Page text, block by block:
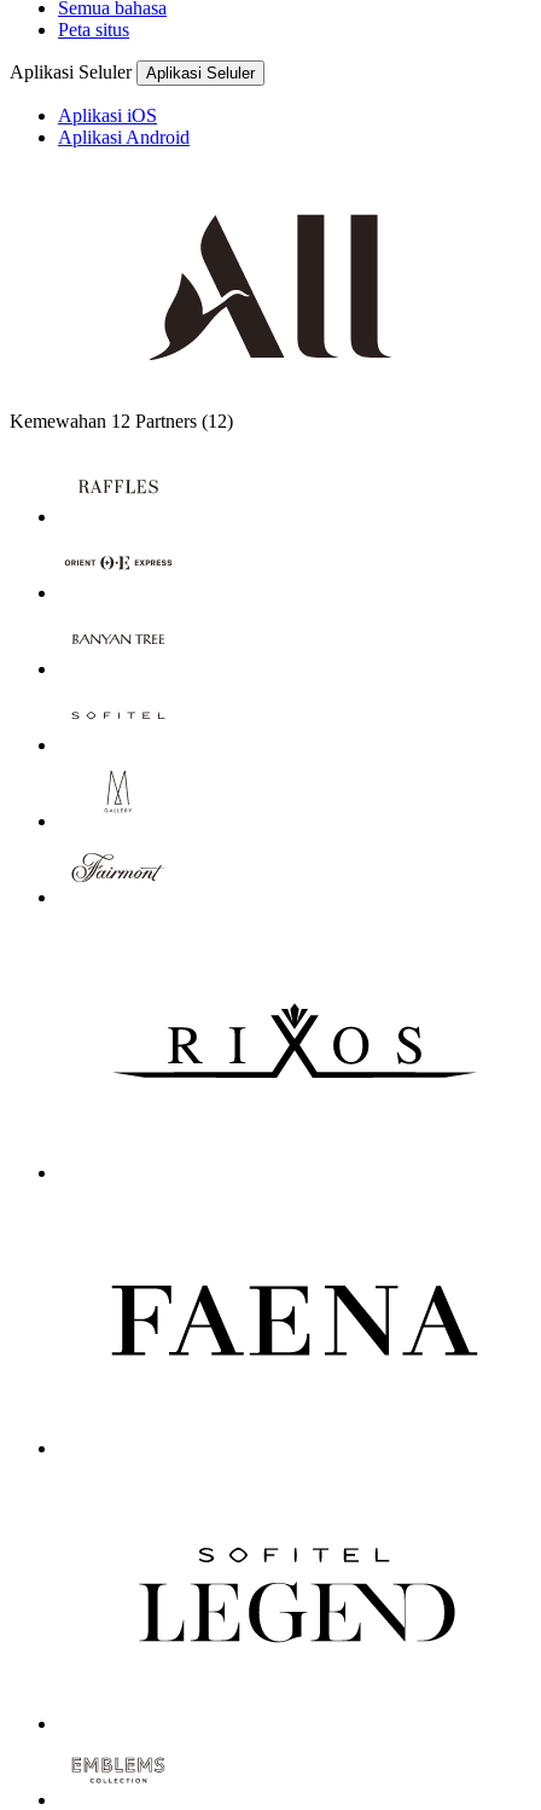
Semua bahasa
Peta situs
Aplikasi Seluler Aplikasi Seluler
Aplikasi iOS
Aplikasi Android
Kemewahan 12 Partners (12)